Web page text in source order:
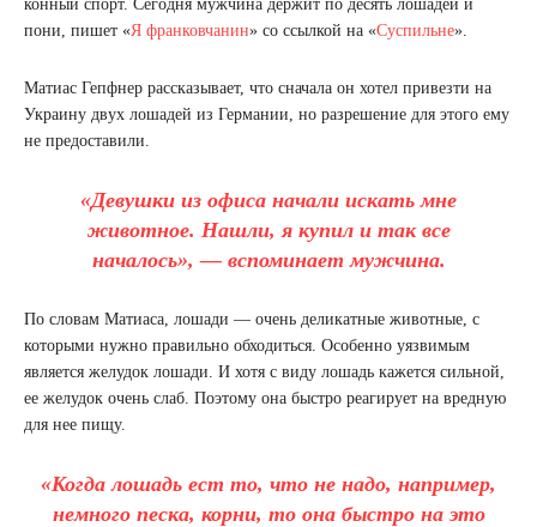
конный спорт. Сегодня мужчина держит по десять лошадей и
пони, пишет «Я франковчанин» со ссылкой на «Суспильне».
Матиас Гепфнер рассказывает, что сначала он хотел привезти на
Украину двух лошадей из Германии, но разрешение для этого ему
не предоставили.
«Девушки из офиса начали искать мне
животное. Нашли, я купил и так все
началось», — вспоминает мужчина.
По словам Матиаса, лошади — очень деликатные животные, с
которыми нужно правильно обходиться. Особенно уязвимым
является желудок лошади. И хотя с виду лошадь кажется сильной,
ее желудок очень слаб. Поэтому она быстро реагирует на вредную
для нее пищу.
«Когда лошадь ест то, что не надо, например,
немного песка, корни, то она быстро на это